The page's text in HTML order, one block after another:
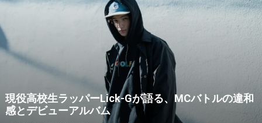
現役高校生ラッパーLick-Gが語る、MCバトルの違和
感とデビューアルバム